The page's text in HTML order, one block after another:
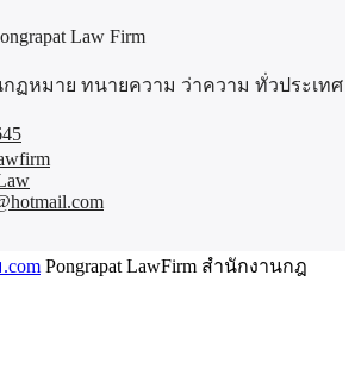
Law Firm
ฏหมาย ทนายความ ว่าความ ทั่วประเทศ
Pongrapat LawFirm สำนักงานกฎ